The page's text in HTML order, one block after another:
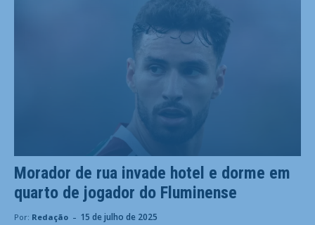
Morador de rua invade hotel e dorme em
quarto de jogador do Fluminense
Por: Redação - 15 de julho de 2025